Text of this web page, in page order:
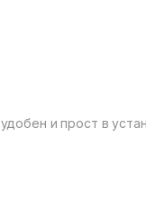
и прост в